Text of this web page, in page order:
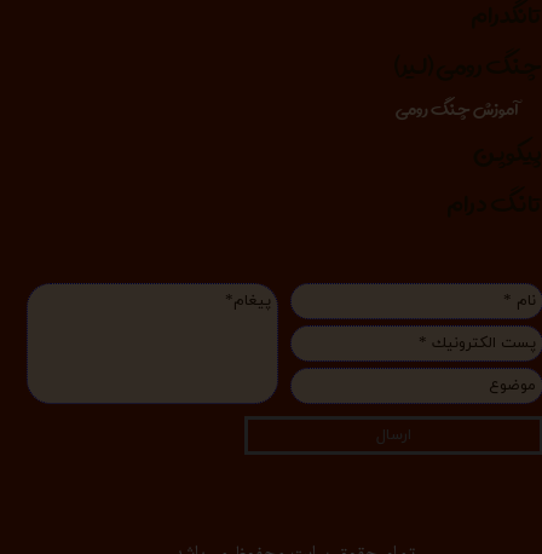
ارسال
آموزش چنگ رومی